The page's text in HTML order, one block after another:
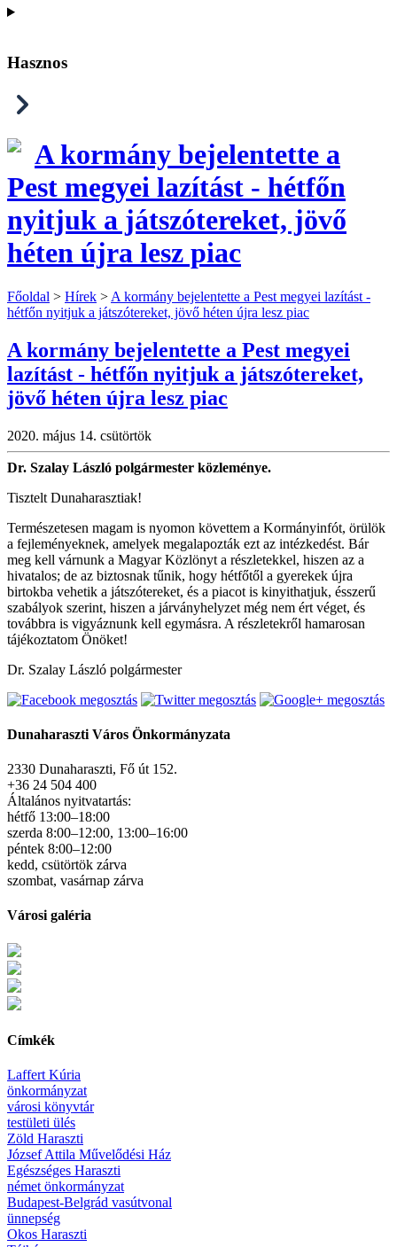
Hasznos
A kormány bejelentette a
Pest megyei lazítást - hétfőn
nyitjuk a játszótereket, jövő
héten újra lesz piac
Főoldal > Hírek > A kormány bejelentette a Pest megyei lazítást -
hétfőn nyitjuk a játszótereket, jövő héten újra lesz piac
A kormány bejelentette a Pest megyei
lazítást - hétfőn nyitjuk a játszótereket,
jövő héten újra lesz piac
2020. május 14. csütörtök
Dr. Szalay László polgármester közleménye.
Tisztelt Dunaharasztiak!
Természetesen magam is nyomon követtem a Kormányinfót, örülök
a fejleményeknek, amelyek megalapozták ezt az intézkedést. Bár
meg kell várnunk a Magyar Közlönyt a részletekkel, hiszen az a
hivatalos; de az biztosnak tűnik, hogy hétfőtől a gyerekek újra
birtokba vehetik a játszótereket, és a piacot is kinyithatjuk, ésszerű
szabályok szerint, hiszen a járványhelyzet még nem ért véget, és
továbbra is vigyáznunk kell egymásra. A részletekről hamarosan
tájékoztatom Önöket!
Dr. Szalay László polgármester
Dunaharaszti Város Önkormányzata
2330 Dunaharaszti, Fő út 152.
+36 24 504 400
Általános nyitvatartás:
hétfő 13:00–18:00
szerda 8:00–12:00, 13:00–16:00
péntek 8:00–12:00
kedd, csütörtök zárva
szombat, vasárnap zárva
Városi galéria
Címkék
Laffert Kúria
önkormányzat
városi könyvtár
testületi ülés
Zöld Haraszti
József Attila Művelődési Ház
Egészséges Haraszti
német önkormányzat
Budapest-Belgrád vasútvonal
ünnepség
Okos Haraszti